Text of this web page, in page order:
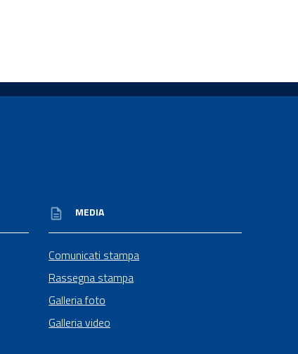
MEDIA
Comunicati stampa
Rassegna stampa
Galleria foto
Galleria video